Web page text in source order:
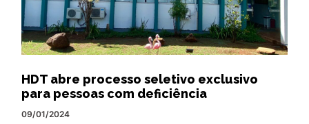
HDT abre processo seletivo exclusivo
para pessoas com deficiência
09/01/2024